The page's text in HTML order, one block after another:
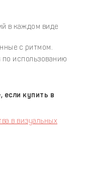
в каждом виде
с ритмом.
по использованию
если купить в
в визуальных